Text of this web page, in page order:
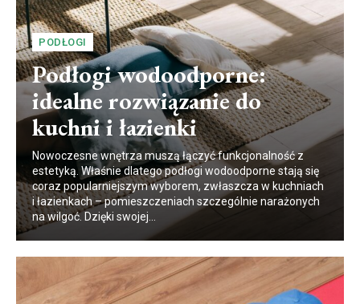
PODŁOGI
Podłogi wodoodporne:
idealne rozwiązanie do
kuchni i łazienki
Nowoczesne wnętrza muszą łączyć funkcjonalność z
estetyką. Właśnie dlatego podłogi wodoodporne stają się
coraz popularniejszym wyborem, zwłaszcza w kuchniach
i łazienkach – pomieszczeniach szczególnie narażonych
na wilgoć. Dzięki swojej...